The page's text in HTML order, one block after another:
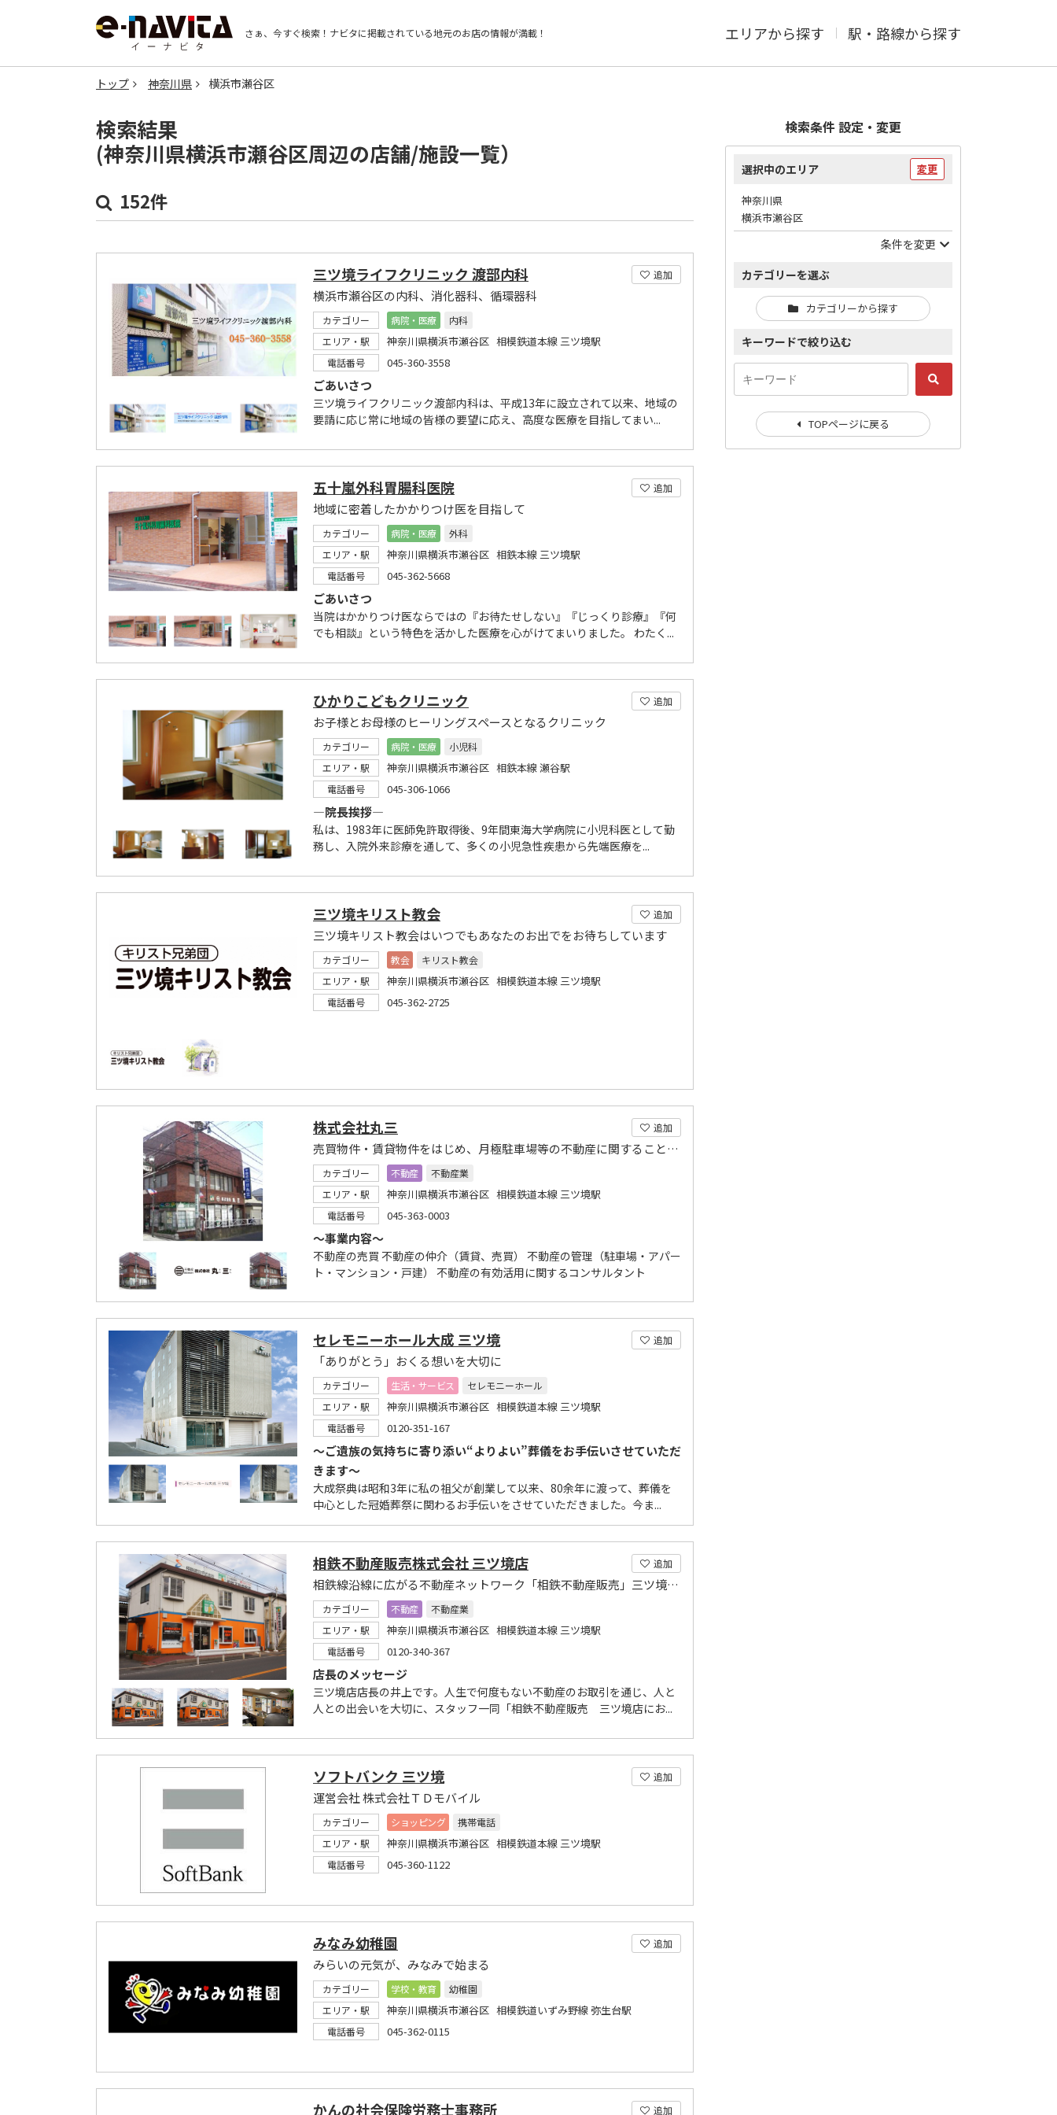
さぁ、今すぐ検索！ ナビタに掲載されている地元のお店の情報が満載！ エリアから探す 駅・路線から探す
トップ 神奈川県 横浜市瀬谷区
検索結果
(神奈川県横浜市瀬谷区周辺の店舗/施設一覧）
152件
追加
三ツ境ライフクリニック 渡部内科
横浜市瀬谷区の内科、消化器科、循環器科
カテゴリー 病院・医療
内科
エリア・駅
神奈川県横浜市瀬谷区 相模鉄道本線 三ツ境駅
電話番号 045-360-3558
ごあいさつ
三ツ境ライフクリニック渡部内科は、平成13年に設立されて以来、地域の
要請に応じ常に地域の皆様の要望に応え、高度な医療を目指してまい...
追加
五十嵐外科胃腸科医院
地域に密着したかかりつけ医を目指して
カテゴリー 病院・医療
外科
エリア・駅
神奈川県横浜市瀬谷区 相鉄本線 三ツ境駅
電話番号 045-362-5668
ごあいさつ
当院はかかりつけ医ならではの『お待たせしない』『じっくり診療』『何
でも相談』という特色を活かした医療を心がけてまいりました。 わたく...
追加
ひかりこどもクリニック
お子様とお母様のヒーリングスペースとなるクリニック
カテゴリー 病院・医療
小児科
エリア・駅
神奈川県横浜市瀬谷区 相鉄本線 瀬谷駅
電話番号 045-306-1066
―院長挨拶―
私は、1983年に医師免許取得後、9年間東海大学病院に小児科医として勤
務し、入院外来診療を通して、多くの小児急性疾患から先端医療を...
追加
三ツ境キリスト教会
三ツ境キリスト教会はいつでもあなたのお出でをお待ちしています
カテゴリー 教会
キリスト教会
エリア・駅
神奈川県横浜市瀬谷区 相模鉄道本線 三ツ境駅
電話番号 045-362-2725
追加
株式会社丸三
売買物件・賃貸物件をはじめ、月極駐車場等の不動産に関することなら当社にお任せください。
カテゴリー 不動産
不動産業
エリア・駅
神奈川県横浜市瀬谷区 相模鉄道本線 三ツ境駅
電話番号 045-363-0003
～事業内容～
不動産の売買 不動産の仲介（賃貸、売買） 不動産の管理（駐車場・アパー
ト・マンション・戸建） 不動産の有効活用に関するコンサルタント
追加
セレモニーホール大成 三ツ境
「ありがとう」おくる想いを大切に
カテゴリー 生活・サービス
セレモニーホール
エリア・駅
神奈川県横浜市瀬谷区 相模鉄道本線 三ツ境駅
電話番号 0120-351-167
～ご遺族の気持ちに寄り添い“よりよい”葬儀をお手伝いさせていただ
きます～
大成祭典は昭和3年に私の祖父が創業して以来、80余年に渡って、葬儀を
中心とした冠婚葬祭に関わるお手伝いをさせていただきました。今ま...
追加
相鉄不動産販売株式会社 三ツ境店
相鉄線沿線に広がる不動産ネットワーク「相鉄不動産販売」三ツ境店。
カテゴリー 不動産
不動産業
エリア・駅
神奈川県横浜市瀬谷区 相模鉄道本線 三ツ境駅
電話番号 0120-340-367
店長のメッセージ
三ツ境店店長の井上です。人生で何度もない不動産のお取引を通じ、人と
人との出会いを大切に、スタッフ一同「相鉄不動産販売 三ツ境店にお...
追加
ソフトバンク 三ツ境
運営会社 株式会社ＴＤモバイル
カテゴリー ショッピング
携帯電話
エリア・駅
神奈川県横浜市瀬谷区 相模鉄道本線 三ツ境駅
電話番号 045-360-1122
追加
みなみ幼稚園
みらいの元気が、みなみで始まる
カテゴリー 学校・教育
幼稚園
エリア・駅
神奈川県横浜市瀬谷区 相模鉄道いずみ野線 弥生台駅
電話番号 045-362-0115
追加
かんの社会保険労務士事務所
検索条件 設定・変更
選択中のエリア 変更
神奈川県
横浜市瀬谷区
条件を変更
カテゴリーを選ぶ
カテゴリーから探す
キーワードで絞り込む
TOPページに戻る